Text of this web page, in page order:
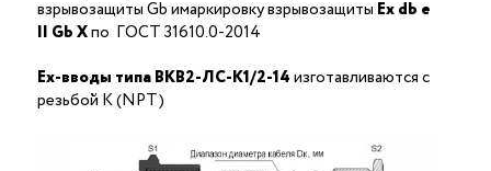
взрывозащиты Gb имаркировку взрывозащиты Ехdb е
II Gb Xпо ГОСТ 31610.0-2014
Ex-вводы типа ВКВ2-ЛС-K1/2-14изготавливаются с
резьбой K (NPT)